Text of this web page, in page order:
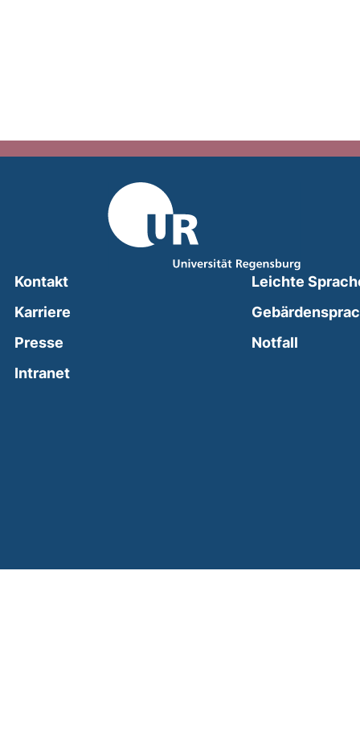
Kontakt
Karriere
Presse
Intranet(external link, opens in a new window)
Leichte
Notfall